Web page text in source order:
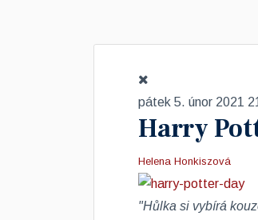
pátek 5. únor 2021
Harry
Helena Honkiszová
"Hůlka si vybírá